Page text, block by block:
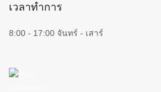
เวลาทำการ
8:00 - 17:00 จันทร์ - เสาร์